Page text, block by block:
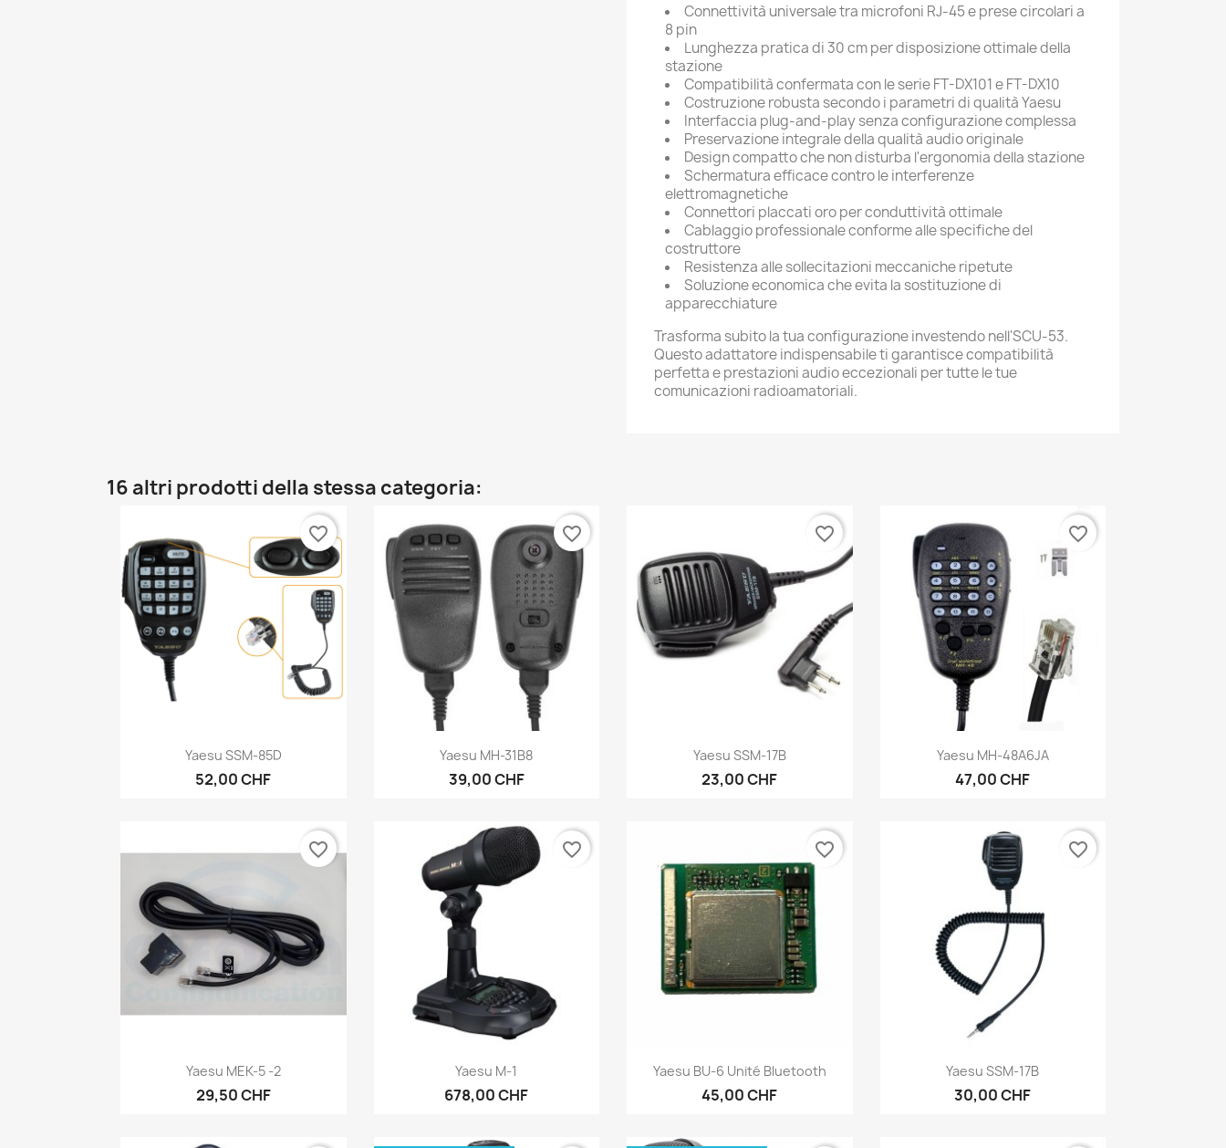
Connettività universale tra microfoni RJ-45 e prese circolari a
8 pin
Lunghezza pratica di 30 cm per disposizione ottimale della
stazione
Compatibilità confermata con le serie FT-DX101 e FT-DX10
Costruzione robusta secondo i parametri di qualità Yaesu
Interfaccia plug-and-play senza configurazione complessa
Preservazione integrale della qualità audio originale
Design compatto che non disturba l'ergonomia della stazione
Schermatura efficace contro le interferenze
elettromagnetiche
Connettori placcati oro per conduttività ottimale
Cablaggio professionale conforme alle specifiche del
costruttore
Resistenza alle sollecitazioni meccaniche ripetute
Soluzione economica che evita la sostituzione di
apparecchiature
Trasforma subito la tua configurazione investendo nell'SCU-53.
Questo adattatore indispensabile ti garantisce compatibilità
perfetta e prestazioni audio eccezionali per tutte le tue
comunicazioni radioamatoriali.
16 altri prodotti della stessa categoria:
Anteprima
Yaesu SSM-85D
52,00 CHF
favorite_border
Anteprima
Yaesu MH-31B8
39,00 CHF
favorite_border
Anteprima
Yaesu SSM-17B
23,00 CHF
favorite_border
Anteprima
Yaesu MH-48A6JA
47,00 CHF
favorite_border
Anteprima
Yaesu MEK-5 -2
29,50 CHF
favorite_border
Anteprima
Yaesu M-1
678,00 CHF
favorite_border
 Anteprima
Yaesu BU-6 Unité Bluetooth
45,00 CHF
favorite_border
Anteprima
Yaesu SSM-17B
30,00 CHF
favorite_border